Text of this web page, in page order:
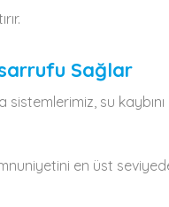
Sağlar
sistemlerimiz, su
en üst